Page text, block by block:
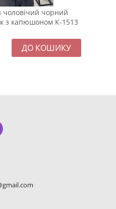
чоловічий чорний
з капюшоном К-1513